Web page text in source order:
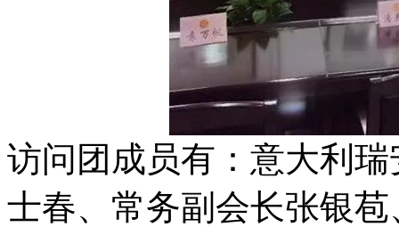
访问团成员有：意大利
士春、常务副会长张银